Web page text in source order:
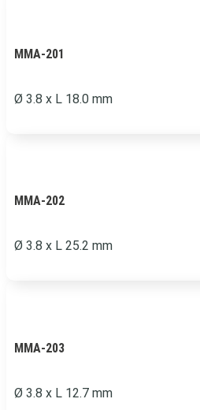
MMA-201
Ø 3.8 x L 18.0 mm
MMA-202
Ø 3.8 x L 25.2 mm
MMA-203
Ø 3.8 x L 12.7 mm